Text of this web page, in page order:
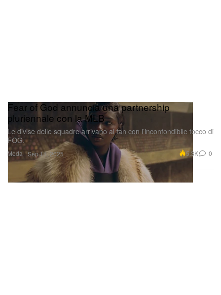
Moda
Fear of God annuncia una partnership
pluriennale con la MLB
Le divise delle squadre arrivano ai fan con l’inconfondibile tocco di
FOG.
Sep 11, 2025 5.3K 0